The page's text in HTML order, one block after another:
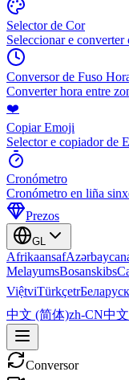
Selector de Cor
Seleccionar e converter
Conversor de Fuso
Converter hora entre
❤️
Copiar Emoji
Selector e copiador de
Cronómetro
Cronómetro en liña
Prezos
GL
AfrikaansafAzərbaycan
MelayumsBosanskibs
ViệtviTürkçetr
中文 (简体)zh-CN中
Conversor